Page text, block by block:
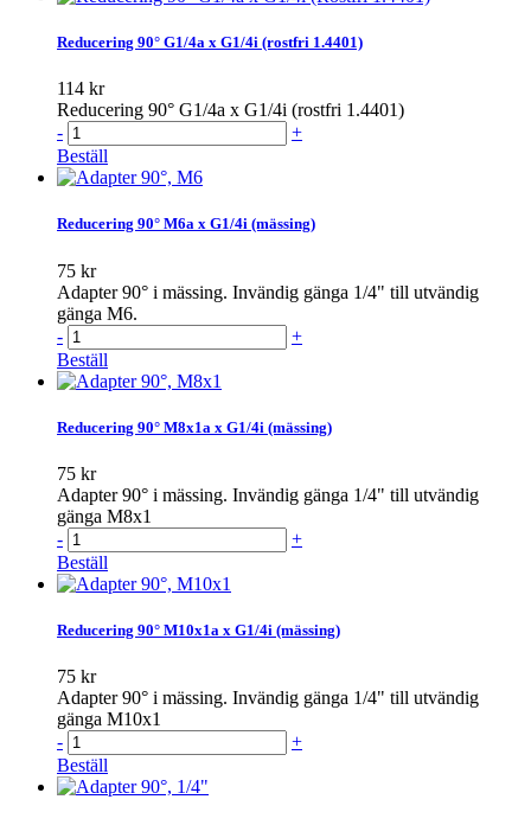
Reducering 90° G1/4a x G1/4i (rostfri 1.4401)
114 kr
Reducering 90° G1/4a x G1/4i (rostfri 1.4401)
-
+
Beställ
Reducering 90° M6a x G1/4i (mässing)
75 kr
Adapter 90° i mässing. Invändig gänga 1/4" till utvändig
gänga M6.
-
+
Beställ
Reducering 90° M8x1a x G1/4i (mässing)
75 kr
Adapter 90° i mässing. Invändig gänga 1/4" till utvändig
gänga M8x1
-
+
Beställ
Reducering 90° M10x1a x G1/4i (mässing)
75 kr
Adapter 90° i mässing. Invändig gänga 1/4" till utvändig
gänga M10x1
-
+
Beställ